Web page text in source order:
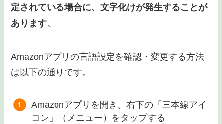
定されている場合に、文字化けが発生することが
あります。
Amazonアプリの言語設定を確認・変更する方法
は以下の通りです。
Amazonアプリを開き、右下の「三本線アイ
コン」（メニュー）をタップする